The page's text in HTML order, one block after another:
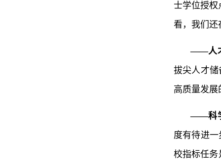
士学位授权
看，我们还
——人
拔尖人才
高质量发展
——科
度有待进
校指标任务